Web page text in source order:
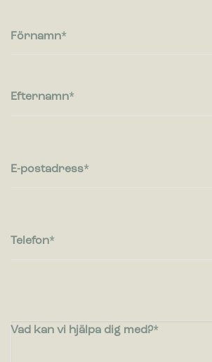
på webbplatser. Avsikten är att visa
Förnamn
Efternamn
E-postadress
Telefon
Vad kan vi hjälpa dig med?